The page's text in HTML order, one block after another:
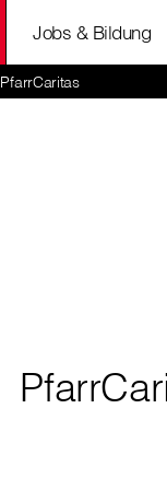
Jobs & Bildung
PfarrCaritas